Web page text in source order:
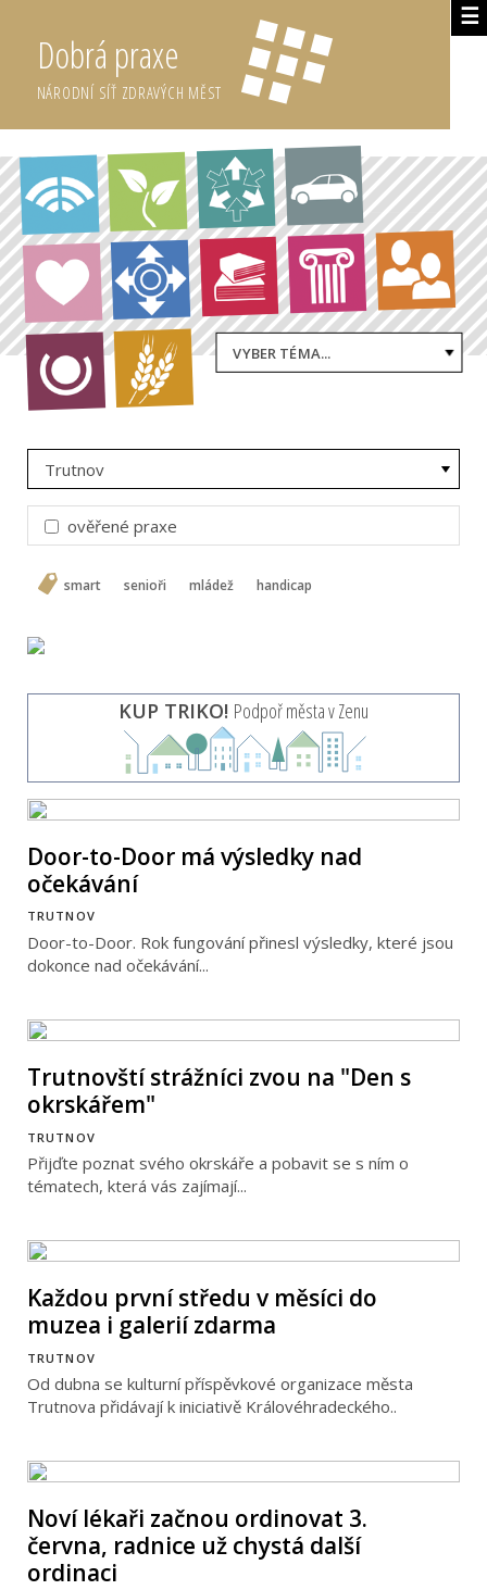
☰
Dobrá praxe
NÁRODNÍ SÍŤ ZDRAVÝCH MĚST
VYBER TÉMA...
Trutnov
ověřené praxe
smart senioři mládež handicap
KUP TRIKO! Podpoř města v Zenu
Door-to-Door má výsledky nad
očekávání
TRUTNOV
Door-to-Door. Rok fungování přinesl výsledky, které jsou
dokonce nad očekávání...
Trutnovští strážníci zvou na "Den s
okrskářem"
TRUTNOV
Přijďte poznat svého okrskáře a pobavit se s ním o
tématech, která vás zajímají...
Každou první středu v měsíci do
muzea i galerií zdarma
TRUTNOV
Od dubna se kulturní příspěvkové organizace města
Trutnova přidávají k iniciativě Královéhradeckého..
Noví lékaři začnou ordinovat 3.
června, radnice už chystá další
ordinaci